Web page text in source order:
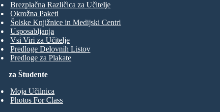
za Študente
Moja Učilnica
Photos For Class
Brezplačna Različica za Učitelje
Okrožna Paketi
Šolske Knjižnice in Medijski Centri
Usposabljanja
Vsi Viri za Učitelje
Predloge Delovnih Listov
Predloge za Plakate